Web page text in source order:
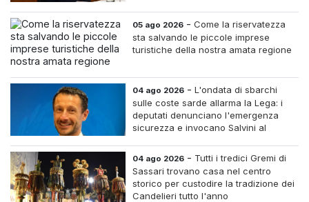
05 ago 2026 -Come la riservatezza
sta salvando le piccole imprese
turistiche della nostra amata regione
04 ago 2026 -L'ondata di sbarchi
sulle coste sarde allarma la Lega: i
deputati denunciano l'emergenza
sicurezza e invocano Salvini al
04 ago 2026 - Tutti i tredici Gremi di
Sassari trovano casa nel centro
storico per custodire la tradizione dei
Candelieri tutto l'anno